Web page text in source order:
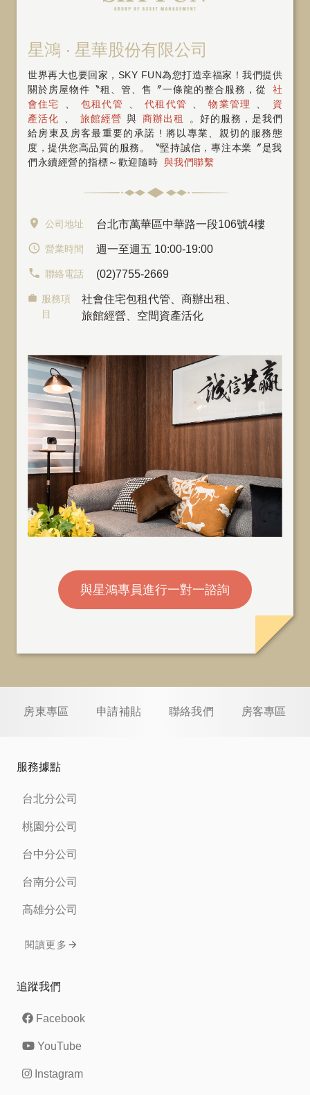
星鴻 ‧ 星華股份有限公司
世界再大也要回家，SKY FUN為您打造幸福家！我們提供
關於房屋物件〝租、管、售〞一條龍的整合服務，從
社
會住宅
、 包租代管 、 代租代管 、 物業管理 、
資
產活化
、 旅館經營 與 商辦出租
。好的服務，是我們
給房東及房客最重要的承諾 ! 將以專業、親切的服務態
度，提供您高品質的服務。〝堅持誠信，專注本業〞是我
們永續經營的指標～歡迎隨時 與我們聯繫
公司地址 台北市萬華區中華路一段106號4樓
營業時間 週一至週五 10:00-19:00
聯絡電話 (02)7755-2669
服務項
目
社會住宅包租代管 、商辦出租
旅館經營、空間資產活化
與星鴻專員進行一對一諮詢
房東專區 申請補貼 聯絡我們 房客專區
服務據點
台北分公司
桃園分公司
台中分公司
台南分公司
高雄分公司
閱讀更多
追蹤我們
Facebook
YouTube
Instagram